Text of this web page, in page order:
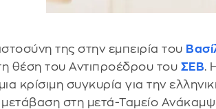
της στην εμπειρία του
θέση του Αντιπροέδρου του ΣΕΒ. Η
κρίσιμη συγκυρία για την
μετάβαση στη μετά-Ταμείο